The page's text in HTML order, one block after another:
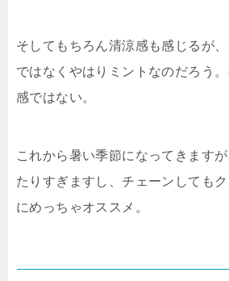
そしてもちろん清涼感も感じるが
ではなくやはりミントなのだろう
感ではない。
これから暑い季節になってきます
たりすぎますし、チェーンしても
にめっちゃオススメ。